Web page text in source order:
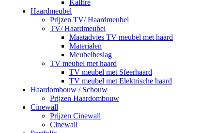
Kalfire
Haardmeubel
Prijzen TV/ Haardmeubel
TV/ Haardmeubel
Maatadvies TV meubel met haard
Materialen
Meubelbeslag
TV meubel met haard
TV meubel met Sfeerhaard
TV meubel met Elektrische haard
Haardombouw / Schouw
Prijzen Haardombouw
Cinewall
Prijzen Cinewall
Cinewall